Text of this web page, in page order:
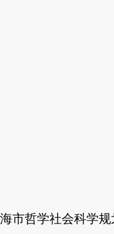
市哲学社会科学